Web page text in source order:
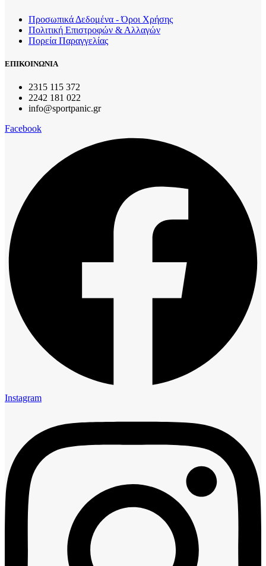
Προσωπικά Δεδομένα - Όροι Χρήσης
Πολιτική Επιστροφών & Αλλαγών
Πορεία Παραγγελίας
ΕΠΙΚΟΙΝΩΝΙΑ
2315 115 372
2242 181 022
info@sportpanic.gr
Facebook
Instagram